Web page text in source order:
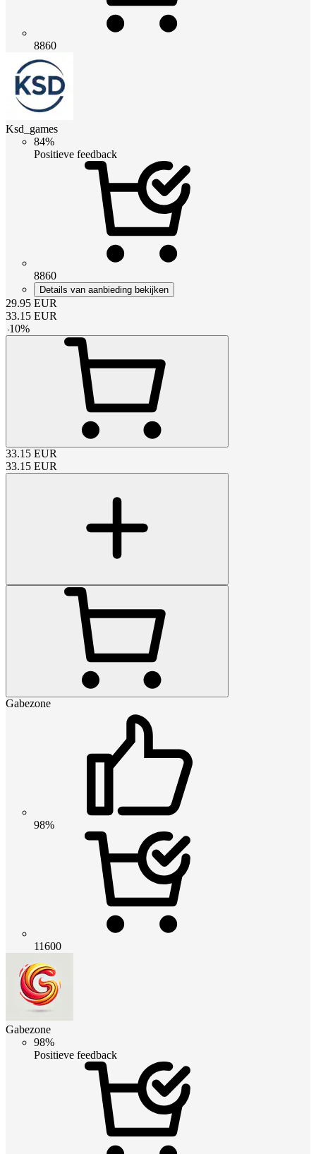
8860
Ksd_games
84%
Positieve feedback
8860
Details van aanbieding bekijken
29.95 EUR
33.15 EUR
-10%
33.15 EUR
33.15 EUR
Gabezone
98%
11600
Gabezone
98%
Positieve feedback